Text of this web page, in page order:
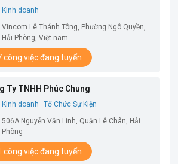
Kinh doanh
Vincom Lê Thánh Tông, Phường Ngô Quyền,
Hải Phòng, Việt nam
công việc đang tuyển
Ty TNHH Phúc Chung
Kinh doanh
Tổ Chức Sự Kiện
506A Nguyễn Văn Linh, Quận Lê Chân, Hải
Phòng
công việc đang tuyển